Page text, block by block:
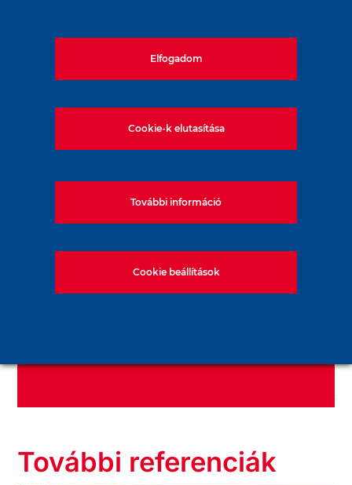
Megbízás időpontja:
További referenciák
Elfogadom
Cookie-k elutasítása
További információ
Cookie beállítások